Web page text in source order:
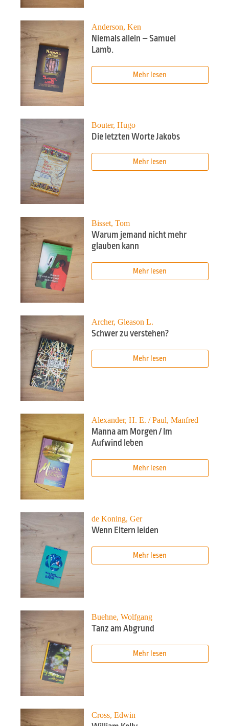
Anderson, Ken
Niemals allein – Samuel
Lamb.
Mehr lesen
Bouter, Hugo
Die letzten Worte Jakobs
Mehr lesen
Bisset, Tom
Warum jemand nicht mehr
glauben kann
Mehr lesen
Archer, Gleason L.
Schwer zu verstehen?
Mehr lesen
Alexander, H. E. / Paul, Manfred
Manna am Morgen / Im
Aufwind leben
Mehr lesen
de Koning, Ger
Wenn Eltern leiden
Mehr lesen
Buehne, Wolfgang
Tanz am Abgrund
Mehr lesen
Cross, Edwin